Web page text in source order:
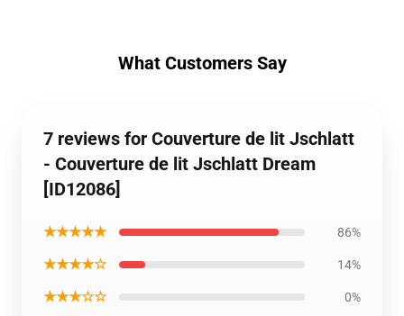
What Customers Say
7 reviews for Couverture de lit Jschlatt
- Couverture de lit Jschlatt Dream
[ID12086]
★★★★★ 86%
★★★★☆ 14%
★★★☆☆ 0%